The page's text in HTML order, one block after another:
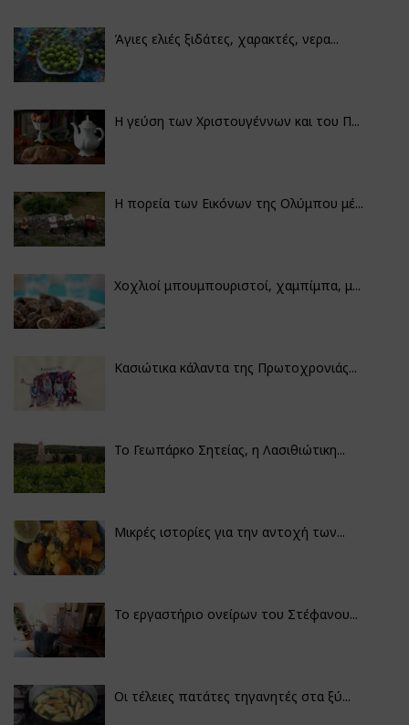
Άγιες ελιές ξιδάτες, χαρακτές, νερα...
Η γεύση των Χριστουγέννων και του Π...
Η πορεία των Εικόνων της Ολύμπου μέ...
Χοχλιοί μπουμπουριστοί, χαμπίμπα, μ...
Κασιώτικα κάλαντα της Πρωτοχρονιάς...
Το Γεωπάρκο Σητείας, η Λασιθιώτικη...
Μικρές ιστορίες για την αντοχή των...
Το εργαστήριο ονείρων του Στέφανου...
Οι τέλειες πατάτες τηγανητές στα ξύ...